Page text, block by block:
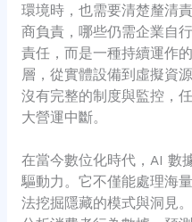
環境時，也需要清楚釐清
商負責，哪些仍需企業自
責任，而是一種持續運作
層，從實體設備到虛擬資
沒有完整的制度與監控，
大營運中斷。
在當今數位化時代，AI 數
驅動力。它不僅能處理海
法挖掘隱藏的模式與洞見